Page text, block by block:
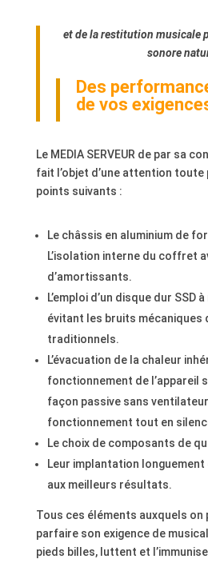
et de la restitution musicale
sonore
Des
de vos
Le MEDIA SERVEUR de par sa
fait l’objet d’une attention
points suivants :
Le châssis en aluminium de
L’isolation interne du coffret
d’amortissants.
L’emploi d’un disque dur SSD
évitant les bruits mécaniques
traditionnels.
L’évacuation de la chaleur
fonctionnement de l’appareil
façon passive sans
fonctionnement tout en
Le choix de composants de
Leur implantation
aux meilleurs résultats.
Tous ces éléments auxquels on
parfaire son exigence de
pieds billes, luttent et